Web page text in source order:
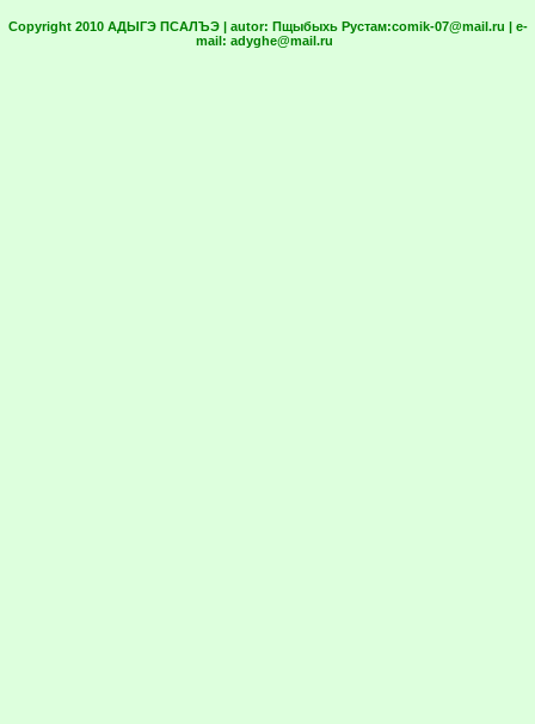
Copyright 2010 АДЫГЭ ПСАЛЪЭ | autor: Пщыбыхь Рустам:comik-07@mail.ru | e-
mail: adyghe@mail.ru